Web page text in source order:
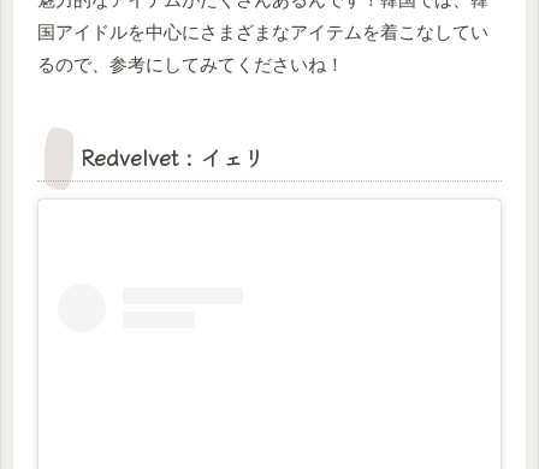
国アイドルを中心にさまざまなアイテムを着こなしてい
るので、参考にしてみてくださいね！
Redvelvet : イェリ